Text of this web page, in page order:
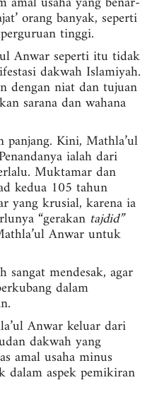
orang banyak, seperti
tinggi.
Anwar seperti itu tidak
dakwah Islamiyah.
dengan niat dan tujuan
sarana dan wahana
panjang. Kini, Mathla’ul
ialah dari
Muktamar dan
kedua 105 tahun
yang krusial, karena ia
“gerakan tajdid”
Anwar untuk
sangat mendesak, agar
dalam
Anwar keluar dari
dakwah yang
amal usaha minus
dalam aspek pemikiran